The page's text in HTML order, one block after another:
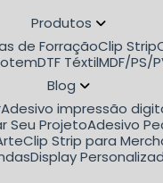
Produtos
de Forração Clip Strip
DTF Téxtil MDF/PS/
Blog
Adesivo impressão
Seu Projeto Adesivo
Clip Strip para
Display